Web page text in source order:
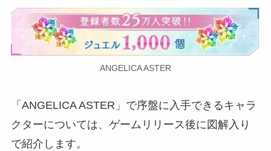
ANGELICA ASTER
「ANGELICA ASTER」で序盤に入手できるキャラ
クターについては、ゲームリリース後に図解入り
で紹介します。